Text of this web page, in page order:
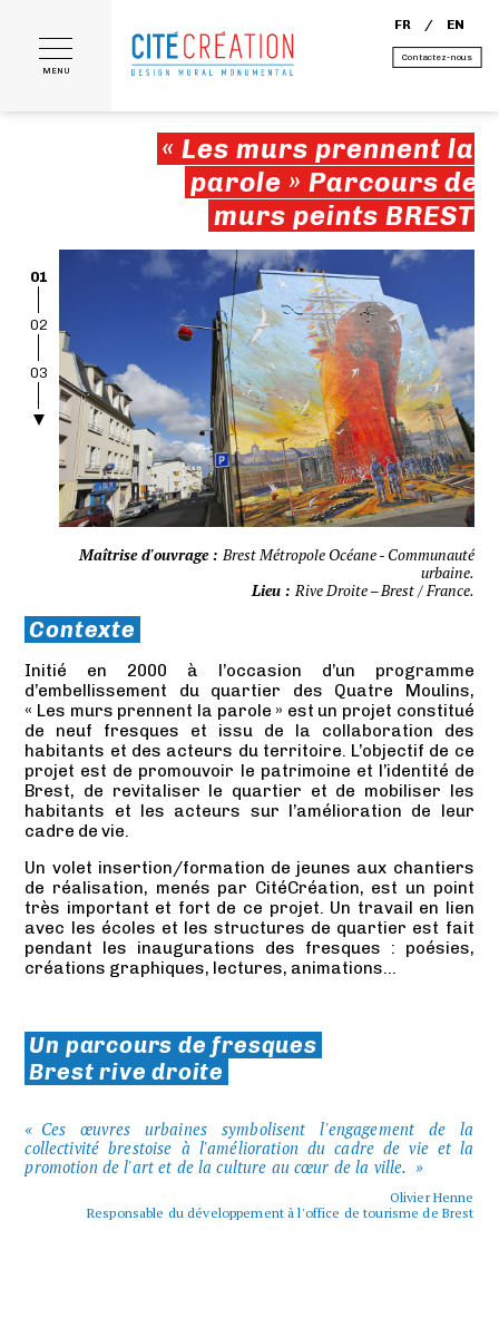
MENU
Contactez-nous
FR EN
« Les murs prennent la
parole » Parcours de
murs peints BREST
Contexte
Initié en 2000 à l’occasion d’un programme
d’embellissement du quartier des Quatre Moulins,
« Les murs prennent la parole » est un projet constitué
de neuf fresques et issu de la collaboration des
habitants et des acteurs du territoire. L’objectif de ce
projet est de promouvoir le patrimoine et l’identité de
Brest, de revitaliser le quartier et de mobiliser les
habitants et les acteurs sur l’amélioration de leur
cadre de vie.
Un volet insertion/formation de jeunes aux chantiers
de réalisation, menés par CitéCréation, est un point
très important et fort de ce projet. Un travail en lien
avec les écoles et les structures de quartier est fait
pendant les inaugurations des fresques : poésies,
créations graphiques, lectures, animations…
Un parcours de fresques
Brest rive droite
Ces œuvres urbaines symbolisent l'engagement de la
collectivité brestoise à l'amélioration du cadre de vie et la
promotion de l'art et de la culture au cœur de la ville.
Olivier Henne
Responsable du développement à l'office de tourisme de Brest
01
02
03
04
Maîtrise d'ouvrage :Brest Métropole Océane - Communauté
urbaine.
Lieu :Rive Droite – Brest / France.